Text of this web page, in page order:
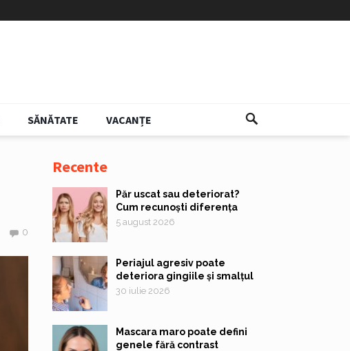
SĂNĂTATE VACANȚE
0
Recente
Păr uscat sau deteriorat?
Cum recunoști diferența
5 august 2026
Periajul agresiv poate
deteriora gingiile și smalțul
30 iulie 2026
Mascara maro poate defini
genele fără contrast